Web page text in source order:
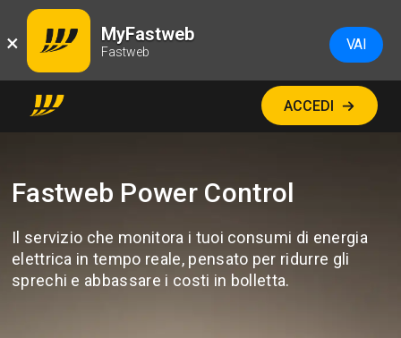
× MyFastweb
Fastweb VAI
ACCEDI
Fastweb Power Control
Il servizio che monitora i tuoi consumi di energia
elettrica in tempo reale, pensato per ridurre gli
sprechi e abbassare i costi in bolletta.